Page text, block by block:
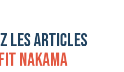
les articles
Nakama